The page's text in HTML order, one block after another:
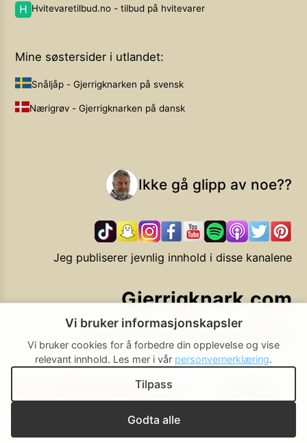
Hvitevaretilbud.no - tilbud på hvitevarer
Mine søstersider i utlandet:
Snåljåp - Gjerrigknarken på svensk
Nærigrøv - Gjerrigknarken på dansk
Ikke gå glipp av noe??
Jeg publiserer jevnlig innhold i disse kanalene
Gjerrigknark.com
Ekstra smarte forbrukervalg
BrukerbetingelserCookie-
policy
innstillinger
Vi bruker informasjonskapsler
Vi bruker cookies for å forbedre din opplevelse og vise
relevant innhold. Les mer i vår personvernerklæring.
Godta alle
Tilpass